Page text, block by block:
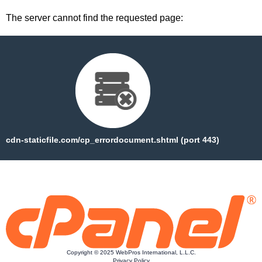
The server cannot find the requested page:
cdn-staticfile.com/cp_errordocument.shtml (port 443)
Copyright © 2025 WebPros International, L.L.C.
Privacy Policy